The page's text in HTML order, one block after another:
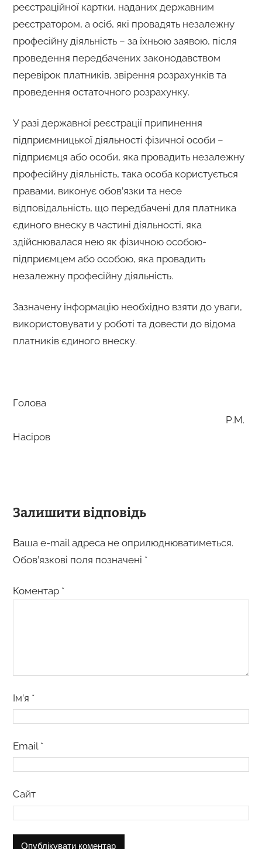
реєстраційної картки, наданих державним
реєстратором, а осіб, які провадять незалежну
професійну діяльність – за їхньою заявою, після
проведення передбачених законодавством
перевірок платників, звірення розрахунків та
проведення остаточного розрахунку.
У разі державної реєстрації припинення
підприємницької діяльності фізичної особи –
підприємця або особи, яка провадить незалежну
професійну діяльність, така особа користується
правами, виконує обов’язки та несе
відповідальність, що передбачені для платника
єдиного внеску в частині діяльності, яка
здійснювалася нею як фізичною особою-
підприємцем або особою, яка провадить
незалежну професійну діяльність.
Зазначену інформацію необхідно взяти до уваги,
використовувати у роботі та довести до відома
платників єдиного внеску.
Голова
Р.М.
Насіров
Залишити відповідь
Ваша e-mail адреса не оприлюднюватиметься.
Обов’язкові поля позначені *
Коментар *
Ім’я *
Email *
Сайт